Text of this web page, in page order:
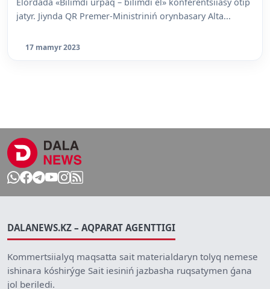
jatyr. Jiynda QR Premer-Ministriniń orynbasary Alta...
17 mamyr 2023
DALANEWS.KZ – AQPARAT AGENTTIGI
Kommertsiialyq maqsatta sait materialdaryn tolyq nemese
ishinara kóshirýge Sait iesiniń jazbasha ruqsatymen ǵana
jol beriledi.